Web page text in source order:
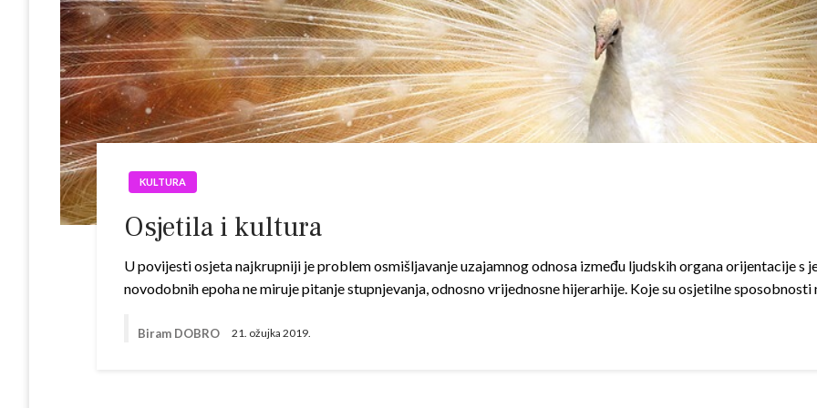
KULTURA
Osjetila i kultura
U povijesti osjeta najkrupniji je problem osmišljavanje uzajamnog odnosa između ljudskih organa orijentacije s
novodobnih epoha ne miruje pitanje stupnjevanja, odnosno vrijednosne hijerarhije. Koje su osjetilne
Biram DOBRO 21. ožujka 2019.